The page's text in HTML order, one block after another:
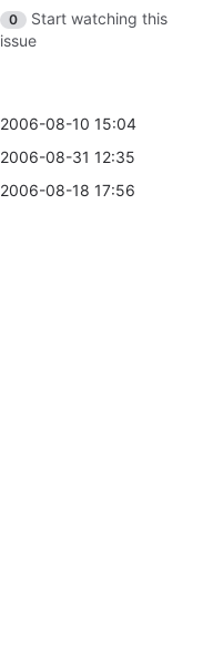
0
Start watching this
issue
2006-08-10 15:04
2006-08-31 12:35
2006-08-18 17:56